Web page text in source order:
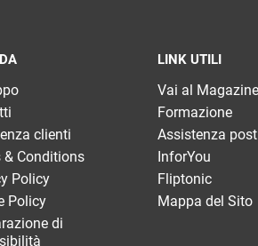
clienti
& Conditions
Policy
Policy
di
LINK UTILI
Vai al Magazine
Formazione
Assistenza
InforYou
Fliptonic
Mappa del Sito